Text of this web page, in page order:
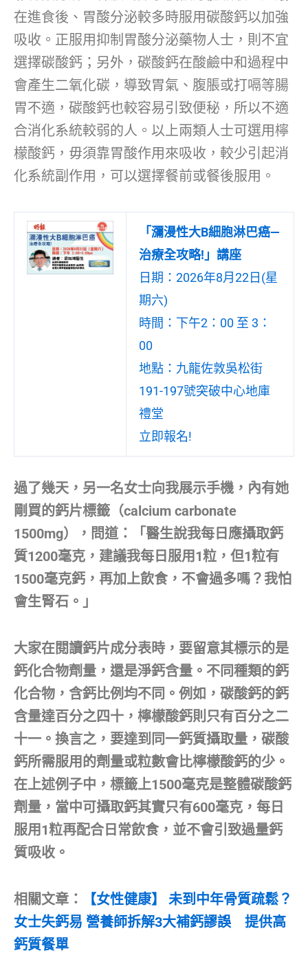
在進食後、胃酸分泌較多時服用碳酸鈣以加強
吸收。正服用抑制胃酸分泌藥物人士，則不宜
選擇碳酸鈣；另外，碳酸鈣在酸鹼中和過程中
會產生二氧化碳，導致胃氣、腹脹或打嗝等腸
胃不適，碳酸鈣也較容易引致便秘，所以不適
合消化系統較弱的人。以上兩類人士可選用檸
檬酸鈣，毋須靠胃酸作用來吸收，較少引起消
化系統副作用，可以選擇餐前或餐後服用。
「瀰漫性大B細胞淋巴癌—
治療全攻略!」講座
日期：2026年8月22日(星
期六)
時間：下午2：00 至 3：
00
地點：九龍佐敦吳松街
191-197號突破中心地庫
禮堂
立即報名!
過了幾天，另一名女士向我展示手機，內有她
剛買的鈣片標籤（calcium carbonate
1500mg），問道：「醫生說我每日應攝取鈣
質1200毫克，建議我每日服用1粒，但1粒有
1500毫克鈣，再加上飲食，不會過多嗎？我怕
會生腎石。」
大家在閱讀鈣片成分表時，要留意其標示的是
鈣化合物劑量，還是淨鈣含量。不同種類的鈣
化合物，含鈣比例均不同。例如，碳酸鈣的鈣
含量達百分之四十，檸檬酸鈣則只有百分之二
十一。換言之，要達到同一鈣質攝取量，碳酸
鈣所需服用的劑量或粒數會比檸檬酸鈣的少。
在上述例子中，標籤上1500毫克是整體碳酸鈣
劑量，當中可攝取鈣其實只有600毫克，每日
服用1粒再配合日常飲食，並不會引致過量鈣
質吸收。
相關文章：
【女性健康】 未到中年骨質疏鬆？
女士失鈣易 營養師拆解3大補鈣謬誤 提供高
鈣質餐單